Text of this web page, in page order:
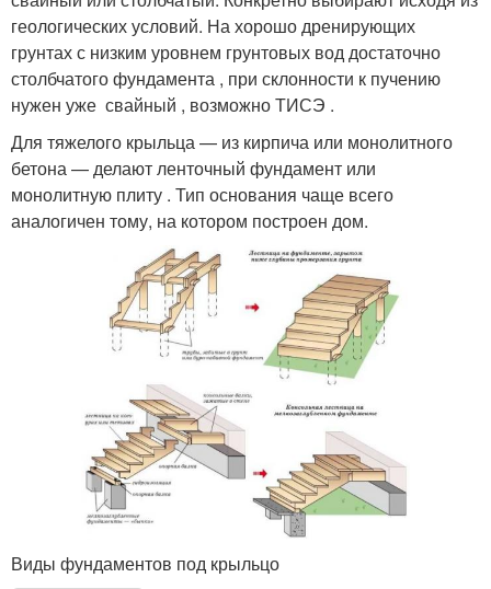
геологических условий. На хорошо дренирующих
грунтах с низким уровнем грунтовых вод достаточно
столбчатого фундамента , при склонности к пучению
нужен уже свайный , возможно ТИСЭ .
Для тяжелого крыльца — из кирпича или монолитного
бетона — делают ленточный фундамент или
монолитную плиту . Тип основания чаще всего
аналогичен тому, на котором построен дом.
Виды фундаментов под крыльцо